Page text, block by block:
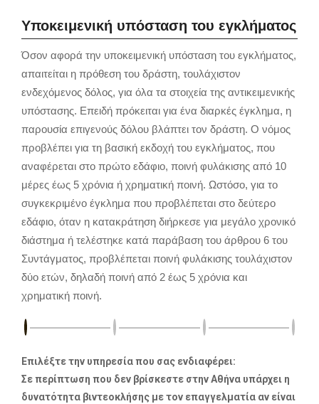
Υποκειμενική υπόσταση του εγκλήματος
Όσον αφορά την υποκειμενική υπόσταση του εγκλήματος,
απαιτείται η πρόθεση του δράστη, τουλάχιστον
ενδεχόμενος δόλος, για όλα τα στοιχεία της αντικειμενικής
υπόστασης. Επειδή πρόκειται για ένα διαρκές έγκλημα, η
παρουσία επιγενούς δόλου βλάπτει τον δράστη. Ο νόμος
προβλέπει για τη βασική εκδοχή του εγκλήματος, που
αναφέρεται στο πρώτο εδάφιο, ποινή φυλάκισης από 10
μέρες έως 5 χρόνια ή χρηματική ποινή. Ωστόσο, για το
συγκεκριμένο έγκλημα που προβλέπεται στο δεύτερο
εδάφιο, όταν η κατακράτηση διήρκεσε για μεγάλο χρονικό
διάστημα ή τελέστηκε κατά παράβαση του άρθρου 6 του
Συντάγματος, προβλέπεται ποινή φυλάκισης τουλάχιστον
δύο ετών, δηλαδή ποινή από 2 έως 5 χρόνια και
χρηματική ποινή.
Επιλέξτε την υπηρεσία που σας ενδιαφέρει:
Σε περίπτωση που δεν βρίσκεστε στην Αθήνα υπάρχει η
δυνατότητα βιντεοκλήσης με τον επαγγελματία αν είναι